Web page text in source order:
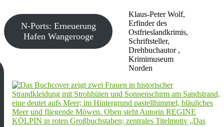
Klaus-Peter Wolf,
Erfinder des
Ostfrieslandkrimis,
Schriftsteller,
Drehbuchautor ,
Krimimuseum
Norden
N-Ports: Erneuerung
Hafen Wangerooge